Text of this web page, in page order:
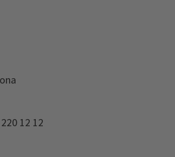
12 12